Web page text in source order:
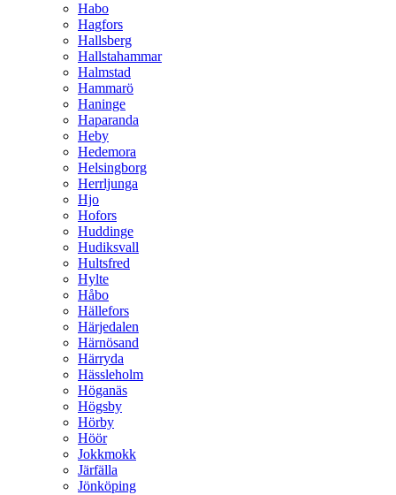
Habo
Hagfors
Hallsberg
Hallstahammar
Halmstad
Hammarö
Haninge
Haparanda
Heby
Hedemora
Helsingborg
Herrljunga
Hjo
Hofors
Huddinge
Hudiksvall
Hultsfred
Hylte
Håbo
Hällefors
Härjedalen
Härnösand
Härryda
Hässleholm
Höganäs
Högsby
Hörby
Höör
Jokkmokk
Järfälla
Jönköping